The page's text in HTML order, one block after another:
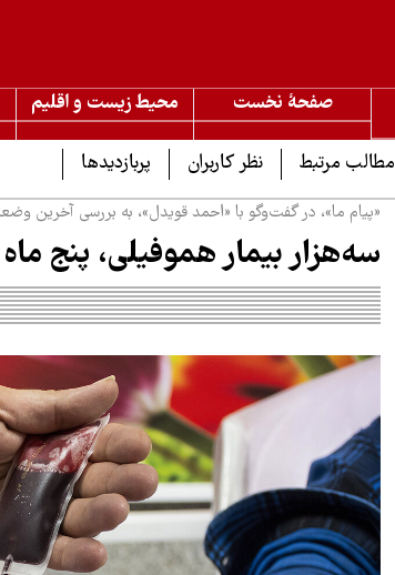
صفحۀ نخست محیط زیست و اقلیم
مطالب مرتبط
نظر کاربران پربازدیدها
«پیام ما»، در گفت‌‌وگو با «احمد قویدل»، به بررسی آخرین
سه‌هزار بیمار هموفیلی، پنج